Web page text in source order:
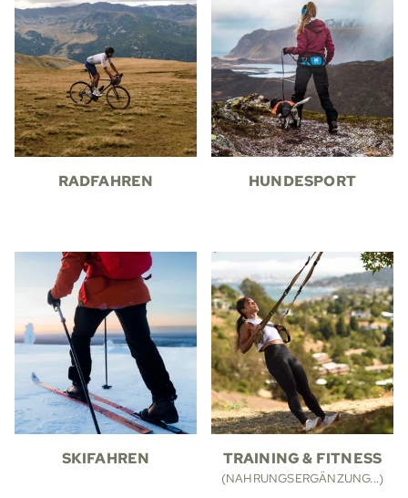
RADFAHREN HUNDESPORT
SKIFAHREN TRAINING & FITNESS
(NAHRUNGSERGÄNZUNG...)